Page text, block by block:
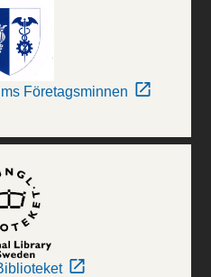
Företagsminnen